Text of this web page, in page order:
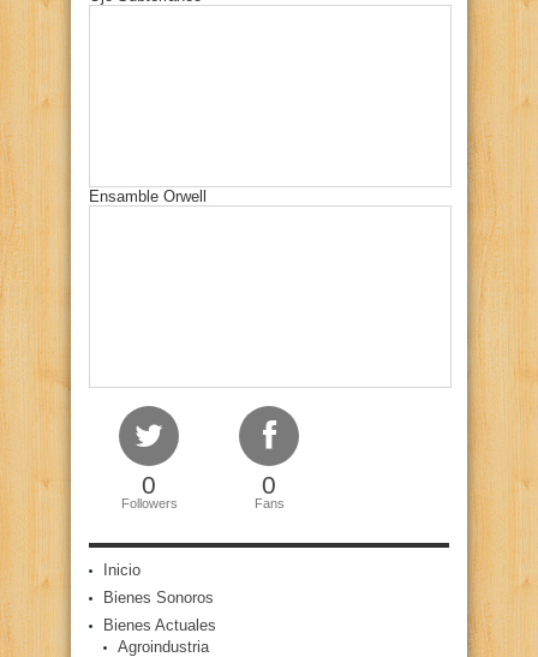
Ensamble Orwell
0
Followers
0
Fans
Inicio
Bienes Sonoros
Bienes Actuales
Agroindustria